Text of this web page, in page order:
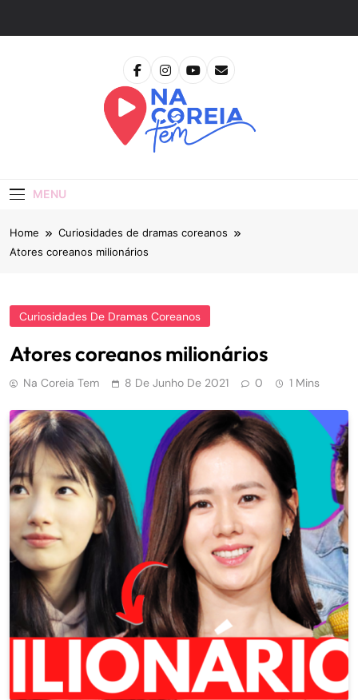
MENU
Home
Curiosidades de dramas coreanos
Atores coreanos milionários
Curiosidades De Dramas Coreanos
Atores coreanos milionários
Na Coreia Tem 8 De Junho De 2021 0 1 Mins